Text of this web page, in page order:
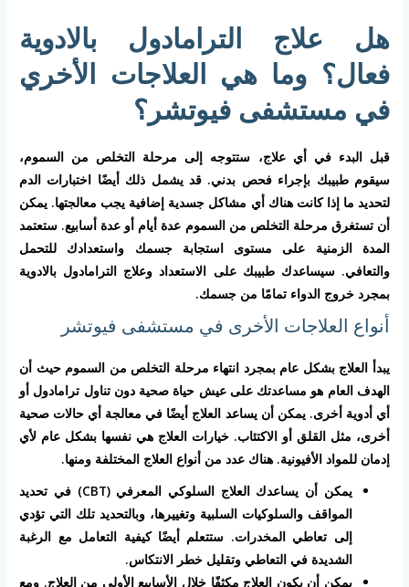
هل علاج الترامادول بالادوية
فعال؟ وما هي العلاجات الأخري
في مستشفى فيوتشر؟
قبل البدء في أي علاج، ستتوجه إلى مرحلة التخلص من السموم،
سيقوم طبيبك بإجراء فحص بدني. قد يشمل ذلك أيضًا اختبارات الدم
لتحديد ما إذا كانت هناك أي مشاكل جسدية إضافية يجب معالجتها. يمكن
أن تستغرق مرحلة التخلص من السموم عدة أيام أو عدة أسابيع. ستعتمد
المدة الزمنية على مستوى استجابة جسمك واستعدادك للتحمل
والتعافي. سيساعدك طبيبك على الاستعداد وعلاج الترامادول بالادوية
بمجرد خروج الدواء تمامًا من جسمك.
أنواع العلاجات الأخرى في مستشفى فيوتشر
يبدأ العلاج بشكل عام بمجرد انتهاء مرحلة التخلص من السموم حيث أن
الهدف العام هو مساعدتك على عيش حياة صحية دون تناول ترامادول أو
أي أدوية أخرى. يمكن أن يساعد العلاج أيضًا في معالجة أي حالات صحية
أخرى، مثل القلق أو الاكتئاب. خيارات العلاج هي نفسها بشكل عام لأي
إدمان للمواد الأفيونية. هناك عدد من أنواع العلاج المختلفة ومنها.
يمكن أن يساعدك العلاج السلوكي المعرفي (CBT) في تحديد
المواقف والسلوكيات السلبية وتغييرها، وبالتحديد تلك التي تؤدي
إلى تعاطي المخدرات. ستتعلم أيضًا كيفية التعامل مع الرغبة
الشديدة في التعاطي وتقليل خطر الانتكاس.
يمكن أن يكون العلاج مكثفًا خلال الأسابيع الأولى من العلاج. ومع